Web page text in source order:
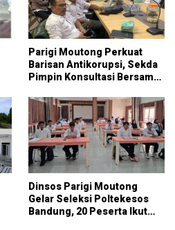
Parigi Moutong Perkuat
Barisan Antikorupsi, Sekda
Pimpin Konsultasi Bersama
Dinsos Parigi Moutong
Gelar Seleksi Poltekesos
Bandung, 20 Peserta Ikut